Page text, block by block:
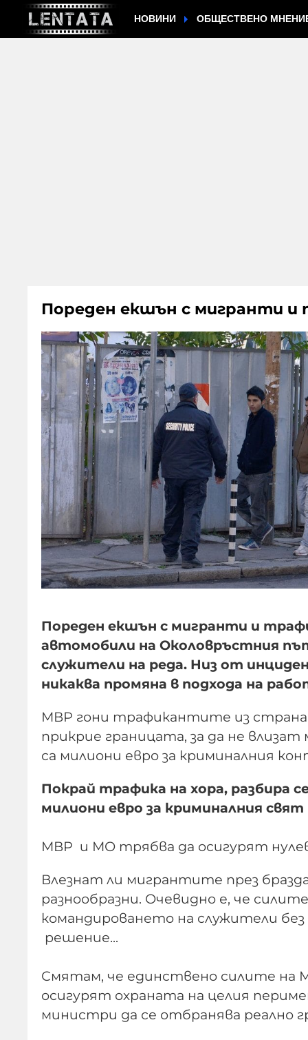
НОВИНИ ОБЩЕСТВЕНО
Пореден екшън с мигранти
Пореден екшън с мигранти и
автомобили на Околовръстния
служители на реда. Низ от
никаква промяна в подхода на
МВР гони трафикантите из
прикрие границата, за да не
са милиони евро за криминалния
Покрай трафика на хора, разбира
милиони евро за криминалния
МВР и МО трябва да осигурят
Влезнат ли мигрантите през
разнообразни. Очевидно е, че
командироването на служители
решение...
Смятам, че единствено силите на
осигурят охраната на целия
министри да се отбранява реално